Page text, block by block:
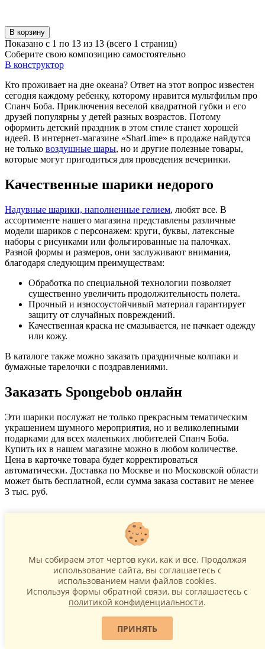
В корзину
Показано с 1 по 13 из 13 (всего 1 страниц)
Соберите свою композицию самостоятельно
В конструктор
Кто проживает на дне океана? Ответ на этот вопрос известен
сегодня каждому ребенку, которому нравится мультфильм про
Спанч Боба. Приключения веселой квадратной губки и его
друзей популярны у детей разных возрастов. Потому
оформить детский праздник в этом стиле станет хорошей
идеей. В интернет-магазине «SharLime» в продаже найдутся
не только воздушные шары, но и другие полезные товары,
которые могут пригодиться для проведения вечеринки.
Качественные шарики недорого
Надувные шарики, наполненные гелием, любят все. В
ассортименте нашего магазина представлены различные
модели шариков с персонажем: круги, буквы, латексные
наборы с рисунками или фольгированные на палочках.
Разной формы и размеров, они заслуживают внимания,
благодаря следующим преимуществам:
Обработка по специальной технологии позволяет
существенно увеличить продолжительность полета.
Прочный и износоустойчивый материал гарантирует
защиту от случайных повреждений.
Качественная краска не смазывается, не пачкает одежду
или кожу.
В каталоге также можно заказать праздничные колпаки и
бумажные тарелочки с поздравлениями.
Заказать Spongebob онлайн
Эти шарики послужат не только прекрасным тематическим
украшением шумного мероприятия, но и великолепными
подарками для всех маленьких любителей Спанч Боба.
Купить их в нашем магазине можно в любом количестве.
Цена в карточке товара будет корректироваться
автоматически. Доставка по Москве и по Московской области
может быть бесплатной, если сумма заказа составит не менее
3 тыс. руб.
О компании Sharlime
Доставка
Политика Безопасности
Гарантии
Мы собираем этот чертов куки, как и все. Продолжая
использование сайта, вы соглашаетесь c
использованием нами файлов cookies.
Используя формы обратной связи, вы соглашаетесь с
политикой конфиденциальности.
ПРИНЯТЬ